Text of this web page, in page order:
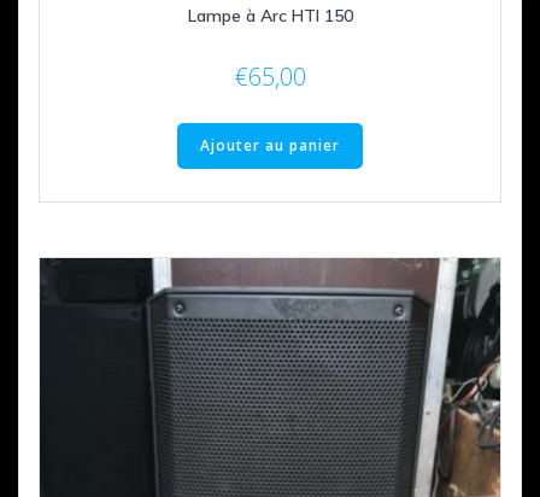
Lampe à Arc HTI 150
€65,00
Ajouter au panier